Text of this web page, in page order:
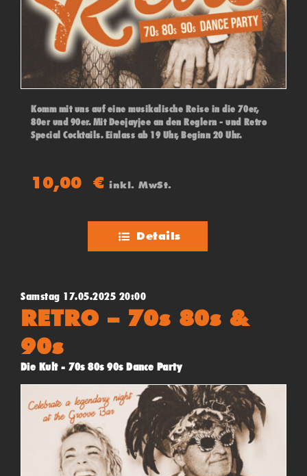
Komm mit uns auf eine musikalische Reise in die 70er,
80er und 90er. Mit Deejayjee an den Reglern - und Retro
Special Cocktails. Einlass ab 19 Uhr, Beginn 20 Uhr.
10,00€ inkl. MwSt.
Details
Samstag 17.05.2025 20:00
RETRO – 70s 80s &
90s
Die Kult - 70s 80s 90s Dance Party